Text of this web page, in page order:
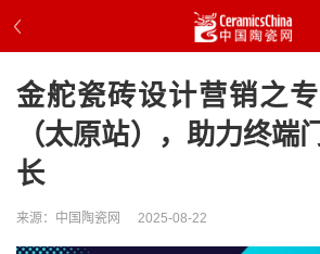
金舵瓷砖设计营销之
（太原站），助力终端
长
来源：中国陶瓷网 2025-08-22